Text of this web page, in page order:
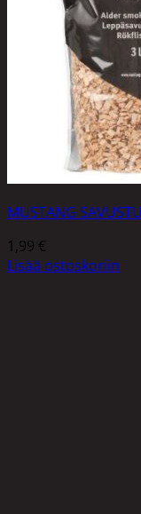
MUSTANG
1,99 €
Lisää ostoskoriin